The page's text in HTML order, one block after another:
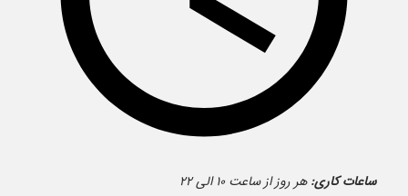
ساعات کاری: هر روز از ساعت ۱۰ الی ۲۲